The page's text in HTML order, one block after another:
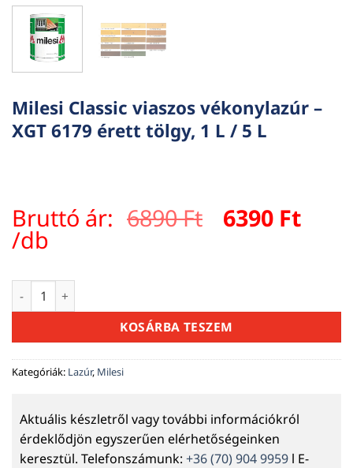
Milesi Classic viaszos vékonylazúr –
XGT 6179 érett tölgy, 1 L / 5 L
Bruttó ár: 6890Ft Original
6390 Ft
/db
Milesi Classic viaszos vékonylazúr – XGT 6179 érett tölgy, 1
KOSÁRBA TESZEM
Kategóriák: Lazúr, Milesi
Aktuális készletről vagy további információkról
érdeklődjön egyszerűen elérhetőségeinken
keresztül. Telefonszámunk: +36 (70) 904 9959 l E-